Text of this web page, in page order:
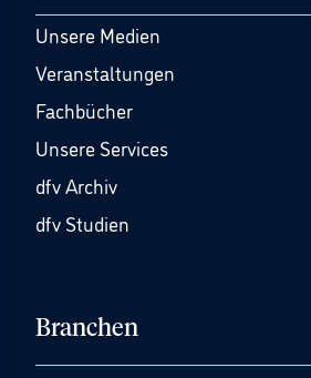
Unsere Medien
Veranstaltungen
Fachbücher
Unsere Services
dfv Archiv
dfv Studien
Branchen